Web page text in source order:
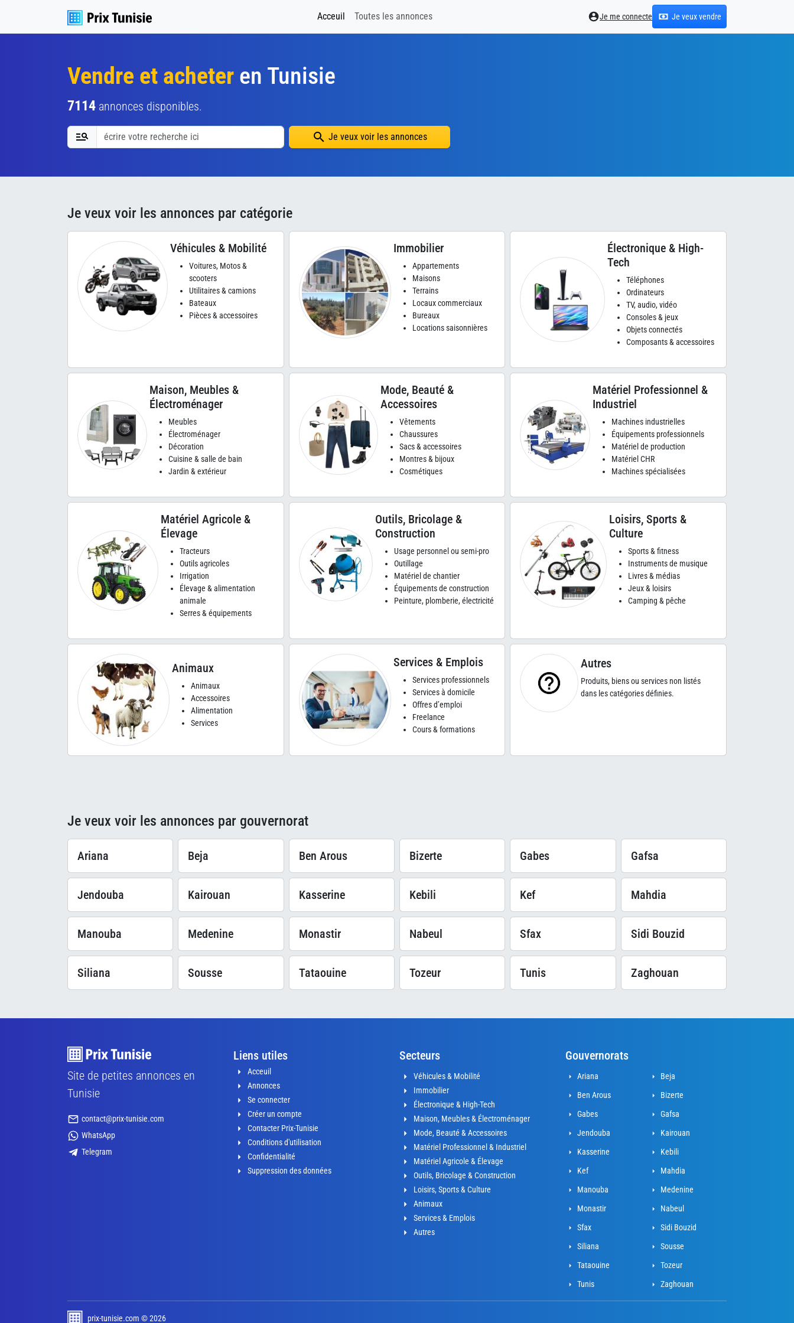
Acceuil Toutes les annonces Je me connecte Je veux vendre
Vendre et acheter en Tunisie
7114 annonces disponibles.
Je veux voir les annonces
Je veux voir les annonces par catégorie
Véhicules & Mobilité
Voitures, Motos &
scooters
Utilitaires & camions
Bateaux
Pièces & accessoires
Immobilier
Appartements
Maisons
Terrains
Locaux commerciaux
Bureaux
Locations saisonnières
Électronique & High-
Tech
Téléphones
Ordinateurs
TV, audio, vidéo
Consoles & jeux
Objets connectés
Composants & accessoires
Maison, Meubles &
Électroménager
Meubles
Électroménager
Décoration
Cuisine & salle de bain
Jardin & extérieur
Mode, Beauté &
Accessoires
Vêtements
Chaussures
Sacs & accessoires
Montres & bijoux
Cosmétiques
Matériel Professionnel &
Industriel
Machines industrielles
Équipements professionnels
Matériel de production
Matériel CHR
Machines spécialisées
Matériel Agricole &
Élevage
Tracteurs
Outils agricoles
Irrigation
Élevage & alimentation
animale
Serres & équipements
Outils, Bricolage &
Construction
Usage personnel ou semi-pro
Outillage
Matériel de chantier
Équipements de construction
Peinture, plomberie, électricité
Loisirs, Sports &
Culture
Sports & fitness
Instruments de musique
Livres & médias
Jeux & loisirs
Camping & pêche
Animaux
Animaux
Accessoires
Alimentation
Services
Services & Emplois
Services professionnels
Services à domicile
Offres d’emploi
Freelance
Cours & formations
Autres
Produits, biens ou services non listés
dans les catégories définies.
Je veux voir les annonces par gouvernorat
Ariana Beja Ben Arous Bizerte Gabes Gafsa
Jendouba Kairouan Kasserine Kebili Kef Mahdia
Manouba Medenine Monastir Nabeul Sfax Sidi Bouzid
Siliana Sousse Tataouine Tozeur Tunis Zaghouan
Site de petites annonces en
Tunisie
contact@prix-tunisie.com
WhatsApp
Telegram
Liens utiles
Acceuil
Annonces
Se connecter
Créer un compte
Contacter Prix-Tunisie
Conditions d'utilisation
Confidentialité
Suppression des données
Secteurs
Véhicules & Mobilité
Immobilier
Électronique & High-Tech
Maison, Meubles & Électroménager
Mode, Beauté & Accessoires
Matériel Professionnel & Industriel
Matériel Agricole & Élevage
Outils, Bricolage & Construction
Loisirs, Sports & Culture
Animaux
Services & Emplois
Autres
Gouvernorats
Ariana
Beja
Ben Arous
Bizerte
Gabes
Gafsa
Jendouba
Kairouan
Kasserine
Kebili
Kef
Mahdia
Manouba
Medenine
Monastir
Nabeul
Sfax
Sidi Bouzid
Siliana
Sousse
Tataouine
Tozeur
Tunis
Zaghouan
prix-tunisie.com © 2026